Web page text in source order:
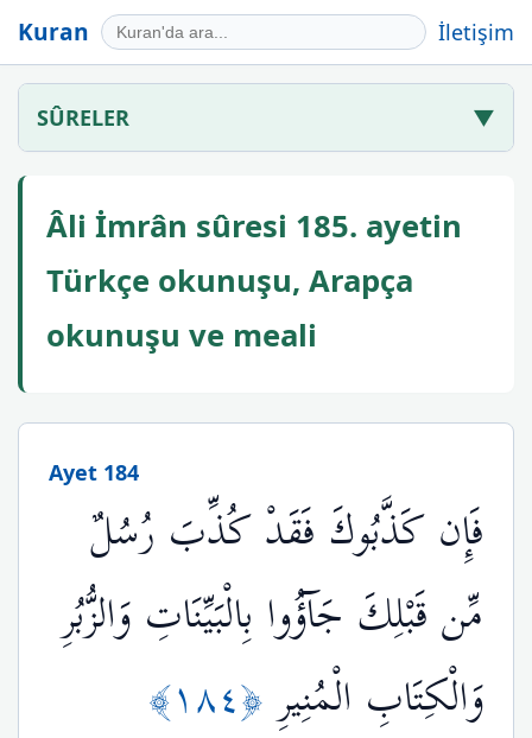
Kuran İletişim
SÛRELER ▼
Âli İmrân sûresi 185. ayetin
Türkçe okunuşu, Arapça
okunuşu ve meali
Ayet 184
فَإِن كَذَّبُوكَ فَقَدْ كُذِّبَ رُسُلٌ
مِّن قَبْلِكَ جَآؤُوا بِالْبَيِّنَاتِ وَالزُّبُرِ
وَالْكِتَابِ الْمُنِيرِ﴿١٨٤﴾